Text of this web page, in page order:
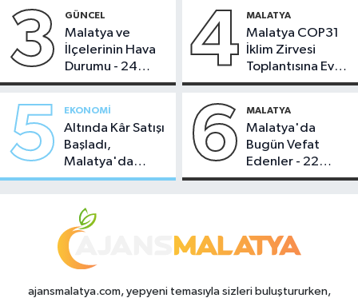
3 GÜNCEL
Malatya ve
İlçelerinin Hava
Durumu - 24
Temmuz 2026
4 MALATYA
Malatya COP31
İklim Zirvesi
Toplantısına Ev
Sahipliği Yaptı
5 EKONOMI
Altında Kâr Satışı
Başladı,
Malatya'da
Makas Ne
6 MALATYA
Malatya'da
Bugün Vefat
Edenler - 22
Temmuz 2026
ajansmalatya.com, yepyeni temasıyla sizleri buluştururken,